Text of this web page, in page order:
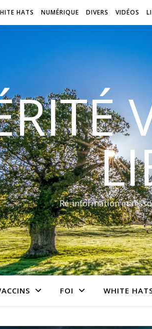
HATS NUMÉRIQUE DIVERS VIDÉOS
Ré-information et
FOI WHITE